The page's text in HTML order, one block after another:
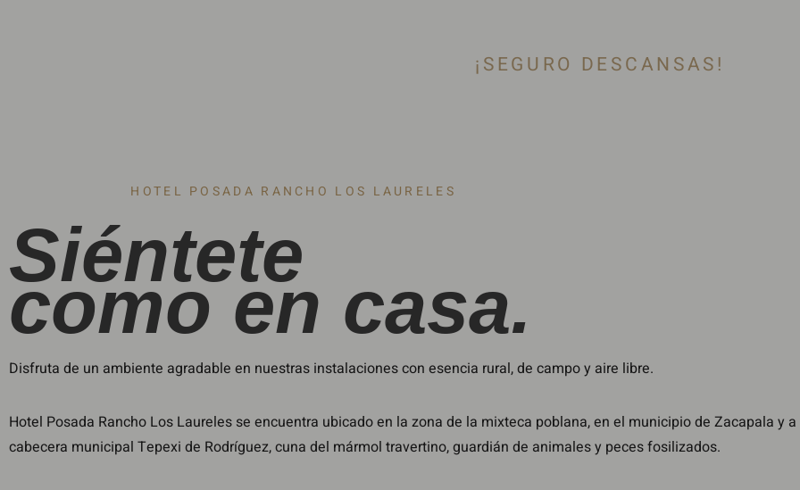
¡SEGURO DESCANSAS!
HOTEL POSADA RANCHO LOS LAURELES
Siéntete
como en casa.
Disfruta de un ambiente agradable en nuestras instalaciones con esencia rural, de campo y aire libre.
Hotel Posada Rancho Los Laureles se encuentra ubicado en la zona de la mixteca poblana, en el municipio de Zacapala y
cabecera municipal Tepexi de Rodríguez, cuna del mármol travertino, guardián de animales y peces fosilizados.